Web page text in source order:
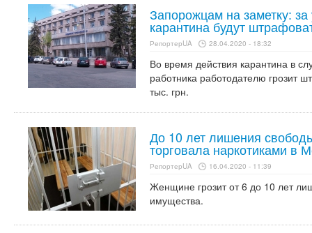
Запорожцам на заметку:
карантина будут
РепортерUA 28.04.2020 - 18:32
Во время действия карантина в
работника работодателю грозит
тыс. грн.
До 10 лет лишения
торговала наркотиками в
РепортерUA 16.04.2020 - 11:39
Женщине грозит от 6 до 10 лет
имущества.